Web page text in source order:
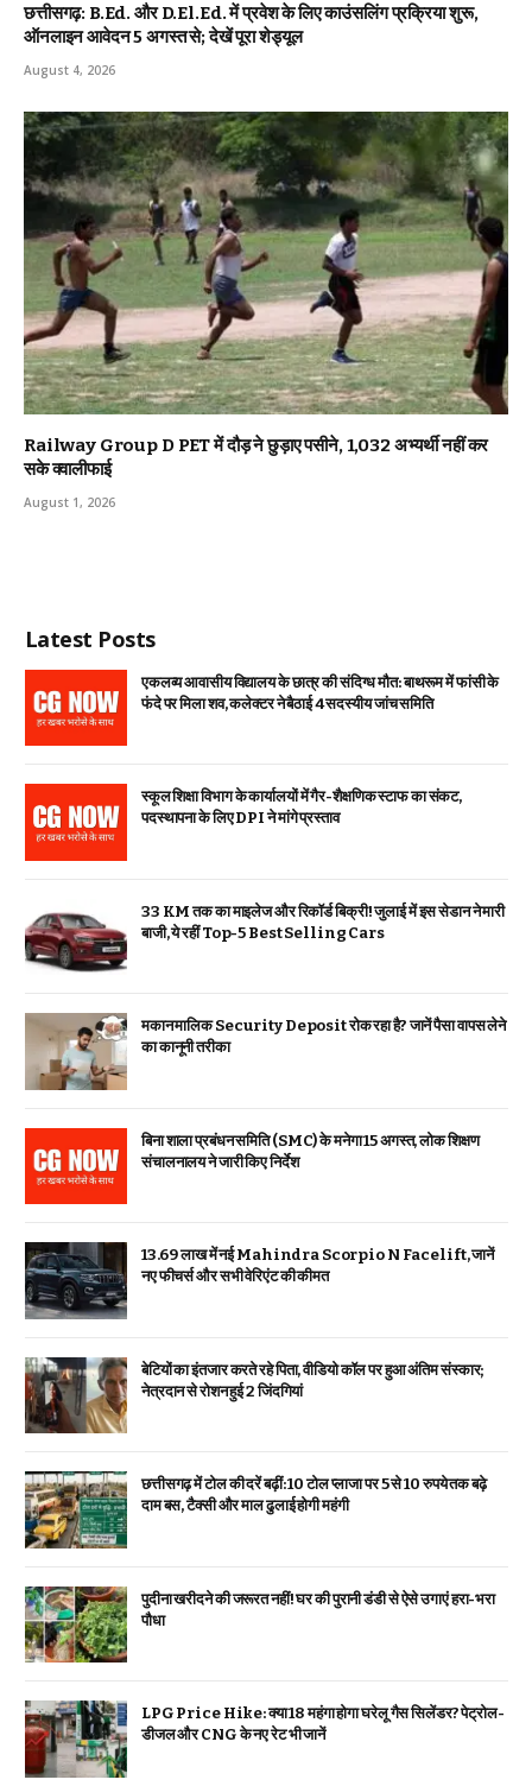
छत्तीसगढ़: B.Ed. और D.El.Ed. में प्रवेश के लिए काउंसलिंग प्रक्रिया शुरू,
ऑनलाइन आवेदन 5 अगस्त से; देखें पूरा शेड्यूल
August 4, 2026
Railway Group D PET में दौड़ ने छुड़ाए पसीने, 1,032 अभ्यर्थी नहीं कर
सके क्वालीफाई
August 1, 2026
Latest Posts
एकलव्य आवासीय विद्यालय के छात्र की संदिग्ध मौत: बाथरूम में फांसी के
फंदे पर मिला शव, कलेक्टर ने बैठाई 4 सदस्यीय जांच समिति
स्कूल शिक्षा विभाग के कार्यालयों में गैर-शैक्षणिक स्टाफ का संकट,
पदस्थापना के लिए DPI ने मांगे प्रस्ताव
33 KM तक का माइलेज और रिकॉर्ड बिक्री! जुलाई में इस सेडान ने मारी
बाजी, ये रहीं Top-5 Best Selling Cars
मकान मालिक Security Deposit रोक रहा है? जानें पैसा वापस लेने
का कानूनी तरीका
बिना शाला प्रबंधन समिति (SMC) के मनेगा 15 अगस्त, लोक शिक्षण
संचालनालय ने जारी किए निर्देश
₹13.69 लाख में नई Mahindra Scorpio N Facelift, जानें
नए फीचर्स और सभी वेरिएंट की कीमत
बेटियों का इंतजार करते रहे पिता, वीडियो कॉल पर हुआ अंतिम संस्कार;
नेत्रदान से रोशन हुई 2 जिंदगियां
छत्तीसगढ़ में टोल की दरें बढ़ीं: 10 टोल प्लाजा पर 5 से 10 रुपये तक बढ़े
दाम बस, टैक्सी और माल ढुलाई होगी महंगी
पुदीना खरीदने की जरूरत नहीं! घर की पुरानी डंडी से ऐसे उगाएं हरा-भरा
पौधा
LPG Price Hike: क्या ₹18 महंगा होगा घरेलू गैस सिलेंडर? पेट्रोल-
डीजल और CNG के नए रेट भी जानें